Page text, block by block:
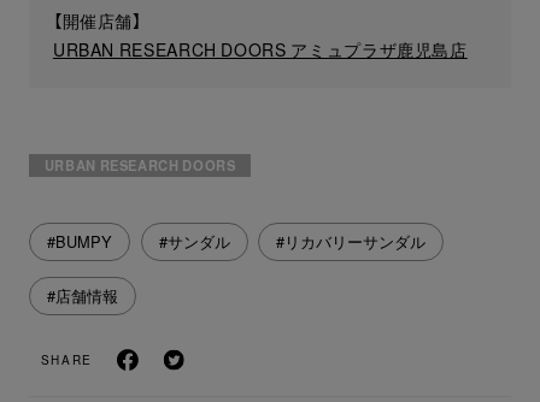
【開催店舗】
URBAN RESEARCH DOORS アミュプラザ鹿児島店
URBAN RESEARCH DOORS
#BUMPY #サンダル #リカバリーサンダル
#店舗情報
SHARE